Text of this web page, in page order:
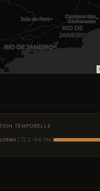
TEMPORELLE
(72.2–66 Ma)